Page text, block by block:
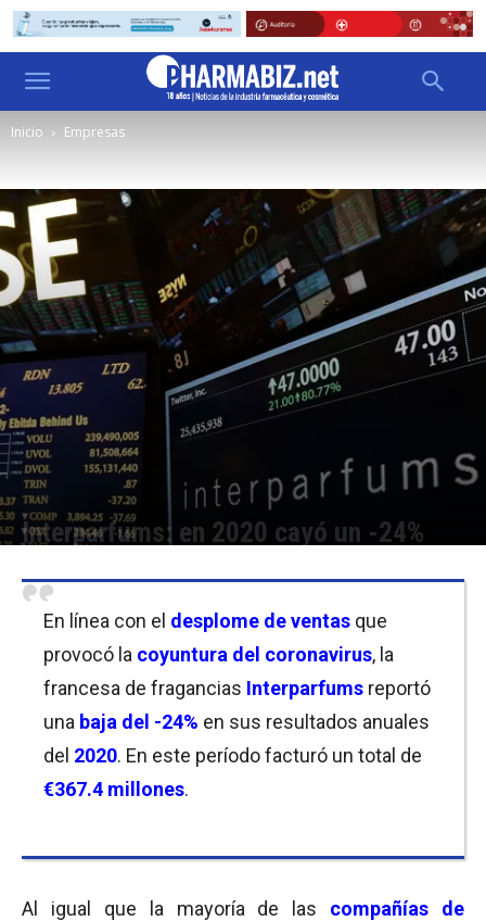
Inicio Empresas
Interparfums: en 2020 cayó un -24%
En línea con el desplome de ventas que
provocó la coyuntura del coronavirus, la
francesa de fragancias Interparfums reportó
una baja del -24% en sus resultados anuales
del 2020. En este período facturó un total de
€367.4 millones.
Al igual que la mayoría de las compañías de